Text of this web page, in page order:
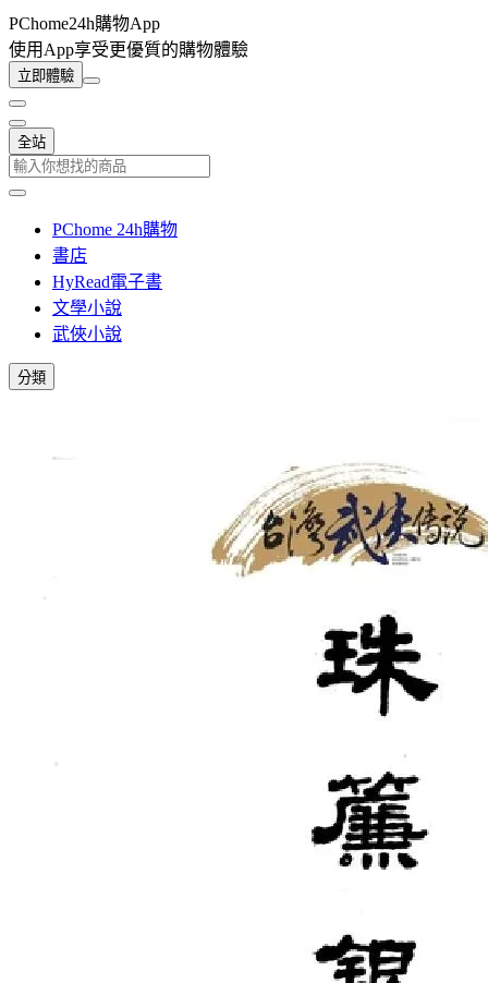
PChome24h購物App
使用App享受更優質的購物體驗
立即體驗
全站
PChome 24h購物
書店
HyRead電子書
文學小說
武俠小說
分類